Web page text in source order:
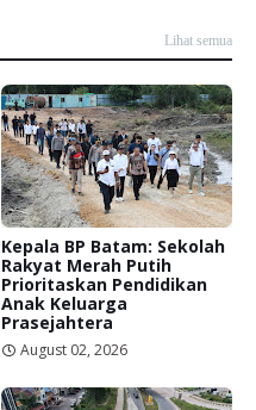
Lihat semua
Kepala BP Batam: Sekolah
Rakyat Merah Putih
Prioritaskan Pendidikan
Anak Keluarga
Prasejahtera
August 02, 2026